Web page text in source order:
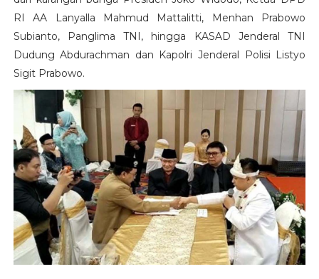
RI AA Lanyalla Mahmud Mattalitti, Menhan Prabowo
Subianto, Panglima TNI, hingga KASAD Jenderal TNI
Dudung Abdurachman dan Kapolri Jenderal Polisi Listyo
Sigit Prabowo.